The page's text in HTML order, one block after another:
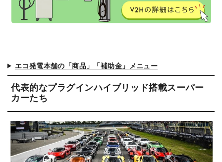
エコ発電本舗の「商品」「補助金」メニュー
代表的なプラグインハイブリッド搭載スーパー
カーたち